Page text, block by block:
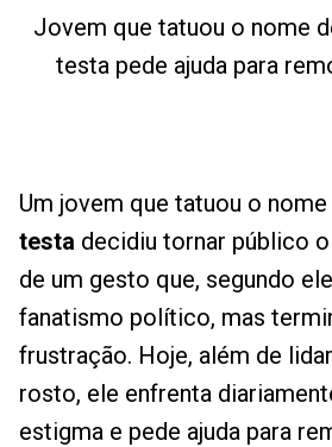
Jovem que tatuou o nome
testa pede ajuda para
Um jovem que tatuou o nome
testa decidiu tornar público
de um gesto que, segundo
fanatismo político, mas
frustração. Hoje, além de
rosto, ele enfrenta
estigma e pede ajuda para